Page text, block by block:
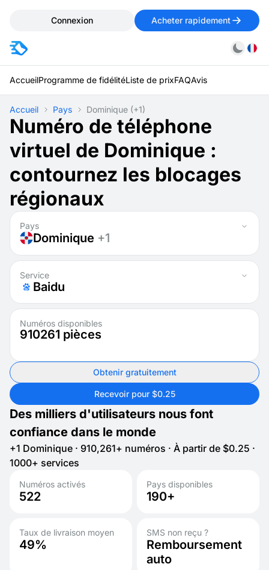
Connexion Acheter rapidement
AccueilProgramme de fidélitéListe de prixFAQAvis
Accueil Pays Dominique (+1)
Numéro de téléphone
virtuel de Dominique :
contournez les blocages
régionaux
Pays
Dominique +1
Service
Baidu
Numéros disponibles
910261 pièces
Obtenir gratuitement
Recevoir pour $0.25
Des milliers d'utilisateurs nous font
confiance dans le monde
+1 Dominique · 910,261+ numéros · À partir de $0.25 ·
1000+ services
Numéros activés
522
Pays disponibles
190+
Taux de livraison moyen
49%
SMS non reçu ?
Remboursement
auto